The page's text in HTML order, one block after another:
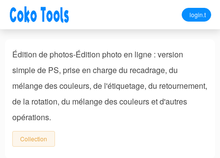
login.t
Édition de photos-Édition photo en ligne : version
simple de PS, prise en charge du recadrage, du
mélange des couleurs, de l'étiquetage, du retournement,
de la rotation, du mélange des couleurs et d'autres
opérations.
Collection